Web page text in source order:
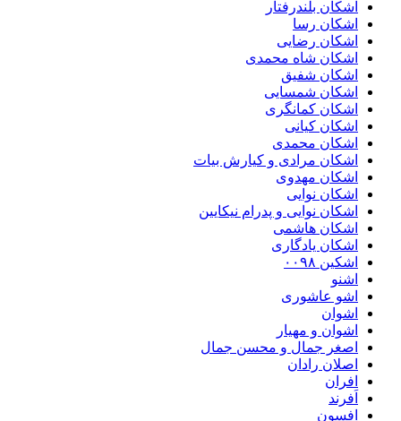
اشکان بلندرفتار
اشکان رسا
اشکان رضایی
اشکان شاه محمدی
اشکان شفیق
اشکان شمسایی
اشکان‌ کمانگری
اشکان کیانی
اشکان محمدی
اشکان مرادی و کیارش بیات
اشکان مهدوی
اشکان نوایی
اشکان نوایی و پدرام نیکایین
اشکان هاشمی
اشکان یادگاری
اشکین ۰۰۹۸
اشنو
اشو عاشوری
اشوان
اشوان و مهیار
اصغر جمال و محسن جمال
اصلان رادان
افران
اَفرند
افسون